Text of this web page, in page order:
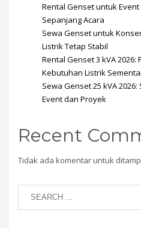
Rental Genset untuk Event
Sepanjang Acara
Sewa Genset untuk
Listrik Tetap Stabil
Rental Genset 3 kVA
Kebutuhan Listrik
Sewa Genset 25 kVA
Event dan Proyek
Recent
Tidak ada komentar untuk